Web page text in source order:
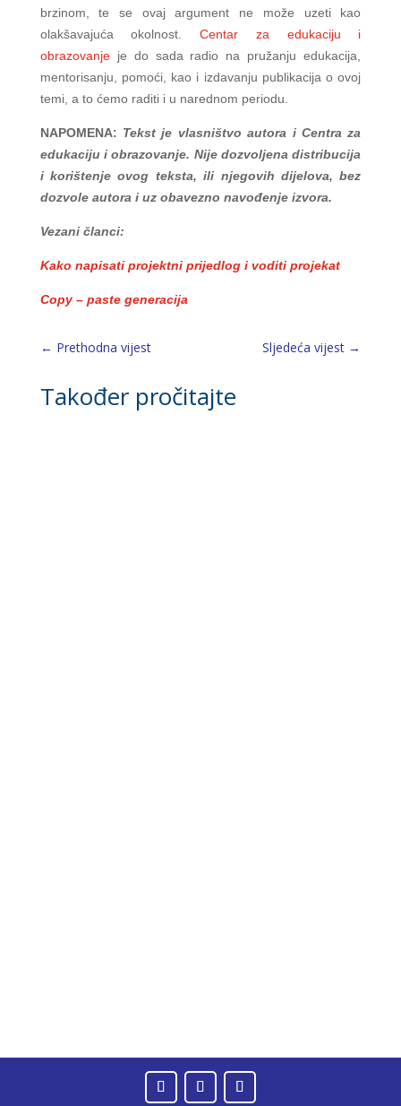
brzinom, te se ovaj argument ne može uzeti kao
olakšavajuća okolnost.Centar za edukaciju i
obrazovanjeje do sada radio na pružanju edukacija,
mentorisanju, pomoći, kao i izdavanju publikacija o ovoj
temi, a to ćemo raditi i u narednom periodu.
NAPOMENA: Tekst je vlasništvo autora i Centra za
edukaciju i obrazovanje. Nije dozvoljena distribucija
i korištenje ovog teksta, ili njegovih dijelova, bez
dozvole autora i uz obavezno navođenje izvora.
Vezani članci:
Kako napisati projektni prijedlog i voditi projekat
Copy – paste generacija
← Prethodna vijest Sljedeća vijest →
Također pročitajte